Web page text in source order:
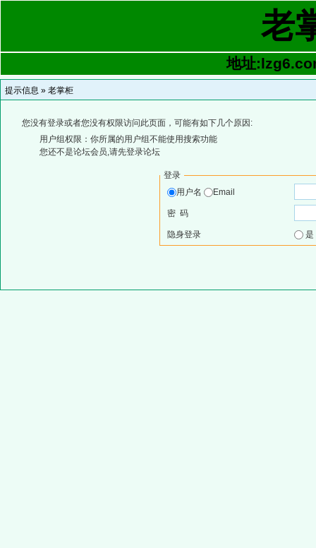
老
地址
提示信息 » 老掌柜
您没有登录或者您没有权限访问此页面，可能有如下几个原因:
用户组权限：你所属的用户组不能使用搜索功能
您还不是论坛会员,请先登录论坛
登录
用户名
Email
密 码
隐身登录